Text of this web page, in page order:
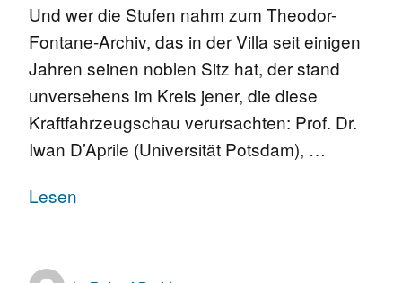
Und wer die Stufen nahm zum Theodor-
Fontane-Archiv, das in der Villa seit einigen
Jahren seinen noblen Sitz hat, der stand
unversehens im Kreis jener, die diese
Kraftfahrzeugschau verursachten: Prof. Dr.
Iwan D’Aprile (Universität Potsdam), …
Lesen